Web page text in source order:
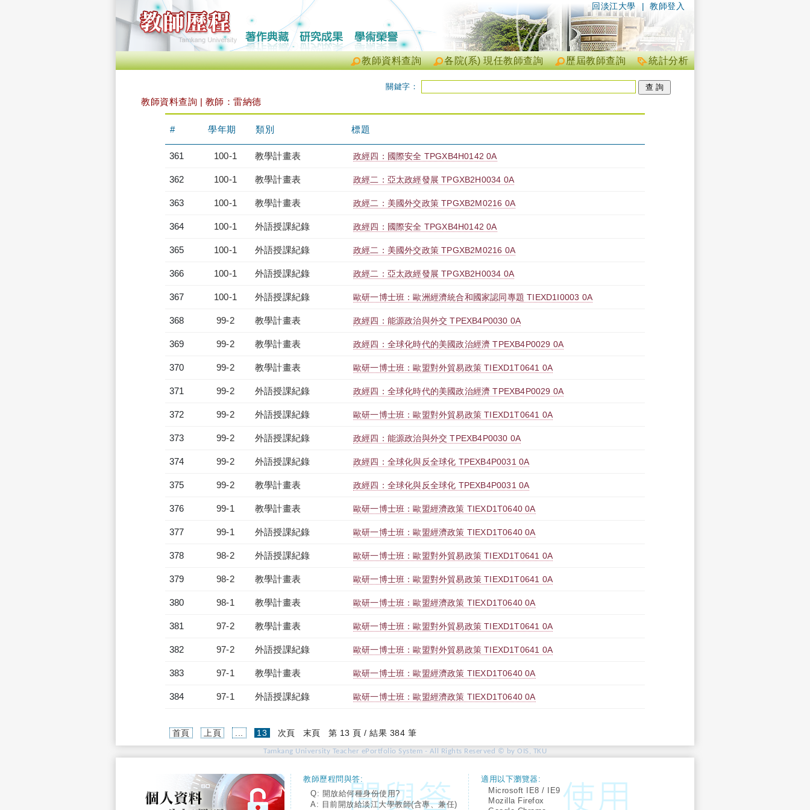
| 教師登入
回淡江大學
統計分析
歷屆教師查詢
各院(系) 現任教師查詢
教師資料查詢
關鍵字：
教師資料查詢 | 教師：雷納德
# 學年期 類別 標題
361 100-1 教學計畫表 政經四：國際安全 TPGXB4H0142 0A
362 100-1 教學計畫表 政經二：亞太政經發展 TPGXB2H0034 0A
363 100-1 教學計畫表 政經二：美國外交政策 TPGXB2M0216 0A
364 100-1 外語授課紀錄 政經四：國際安全 TPGXB4H0142 0A
365 100-1 外語授課紀錄 政經二：美國外交政策 TPGXB2M0216 0A
366 100-1 外語授課紀錄 政經二：亞太政經發展 TPGXB2H0034 0A
367 100-1 外語授課紀錄 歐研一博士班：歐洲經濟統合和國家認同專題 TIEXD1I0003 0A
368 99-2 教學計畫表 政經四：能源政治與外交 TPEXB4P0030 0A
369 99-2 教學計畫表 政經四：全球化時代的美國政治經濟 TPEXB4P0029 0A
370 99-2 教學計畫表 歐研一博士班：歐盟對外貿易政策 TIEXD1T0641 0A
371 99-2 外語授課紀錄 政經四：全球化時代的美國政治經濟 TPEXB4P0029 0A
372 99-2 外語授課紀錄 歐研一博士班：歐盟對外貿易政策 TIEXD1T0641 0A
373 99-2 外語授課紀錄 政經四：能源政治與外交 TPEXB4P0030 0A
374 99-2 外語授課紀錄 政經四：全球化與反全球化 TPEXB4P0031 0A
375 99-2 教學計畫表 政經四：全球化與反全球化 TPEXB4P0031 0A
376 99-1 教學計畫表 歐研一博士班：歐盟經濟政策 TIEXD1T0640 0A
377 99-1 外語授課紀錄 歐研一博士班：歐盟經濟政策 TIEXD1T0640 0A
378 98-2 外語授課紀錄 歐研一博士班：歐盟對外貿易政策 TIEXD1T0641 0A
379 98-2 教學計畫表 歐研一博士班：歐盟對外貿易政策 TIEXD1T0641 0A
380 98-1 教學計畫表 歐研一博士班：歐盟經濟政策 TIEXD1T0640 0A
381 97-2 教學計畫表 歐研一博士班：歐盟對外貿易政策 TIEXD1T0641 0A
382 97-2 外語授課紀錄 歐研一博士班：歐盟對外貿易政策 TIEXD1T0641 0A
383 97-1 教學計畫表 歐研一博士班：歐盟經濟政策 TIEXD1T0640 0A
384 97-1 外語授課紀錄 歐研一博士班：歐盟經濟政策 TIEXD1T0640 0A
首頁 上頁 13 (current)
次頁 末頁 第 13 頁 / 結果 384 筆
Tamkang University Teacher ePortfolio System - All Rights Reserved © by OIS, TKU
教師歷程問與答:
Q: 開放給何種身份使用?
A: 目前開放給淡江大學教師(含專、兼任)
適用以下瀏覽器:
Microsoft IE8 / IE9
Mozilla Firefox